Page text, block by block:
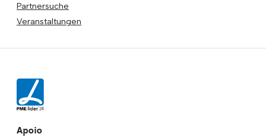
Partnersuche
Veranstaltungen
Apoio